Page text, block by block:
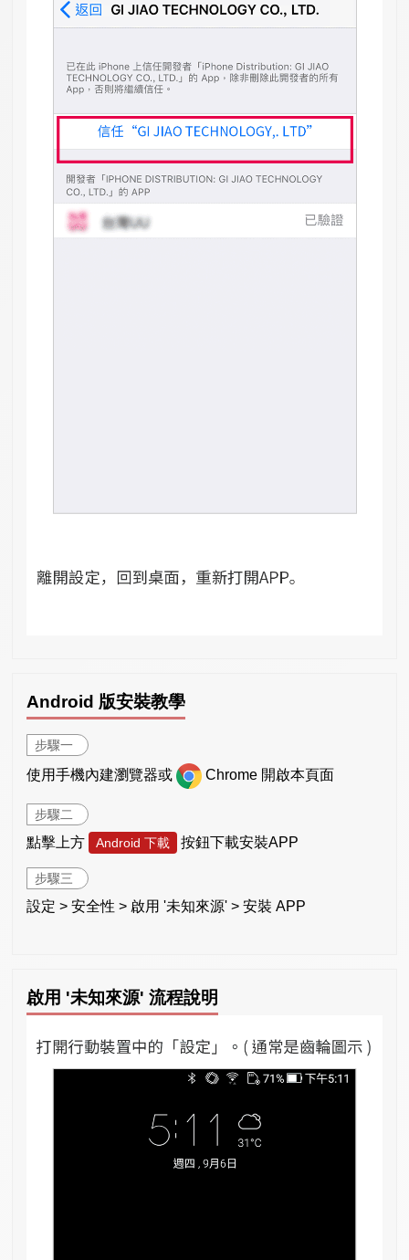
Android 版安裝教學
步驟一
使用手機內建瀏覽器或 Chrome 開啟本頁面
步驟二
點擊上方 Android 下載 按鈕下載安裝APP
步驟三
設定 > 安全性 > 啟用 '未知來源' > 安裝 APP
啟用 '未知來源' 流程說明